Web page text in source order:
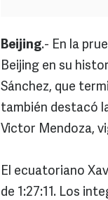
Beijing.- En la
Beijing en su
Sánchez, que
también destacó
Victor Mendoza,
El ecuatoriano
de 1:27:11. Los